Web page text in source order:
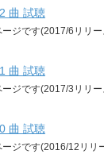
曲 試聴
ジです(2017/6リリ
曲 試聴
ジです(2017/3リリ
曲 試聴
ジです(2016/12リリ